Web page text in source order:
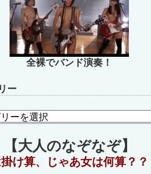
全裸でバンド演奏！
ー
【大人のなぞなぞ】
け算、じゃあ女は何算？？